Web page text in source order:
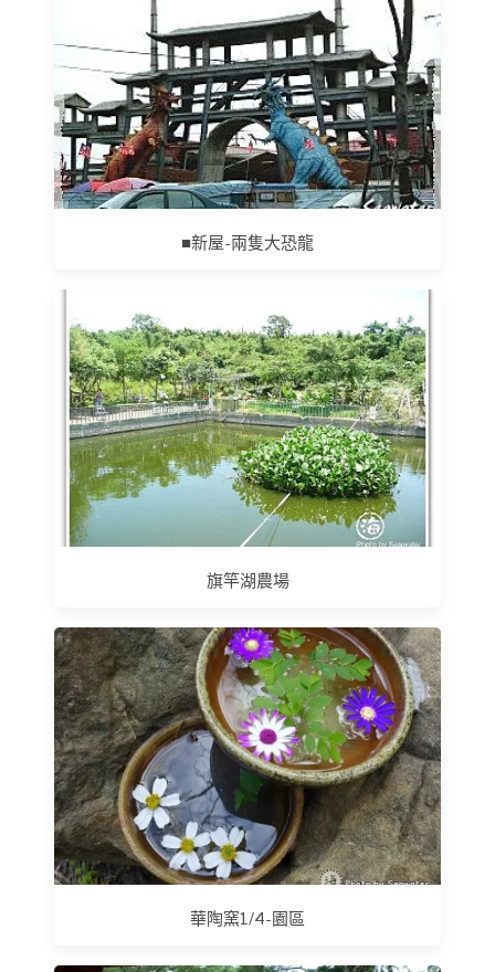
■新屋-兩隻大恐龍
旗竿湖農場
華陶窯1/4-園區